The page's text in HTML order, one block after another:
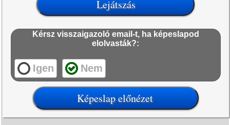
Kérsz visszaigazoló email-t, ha képeslapod
elolvasták?:
Igen Nem